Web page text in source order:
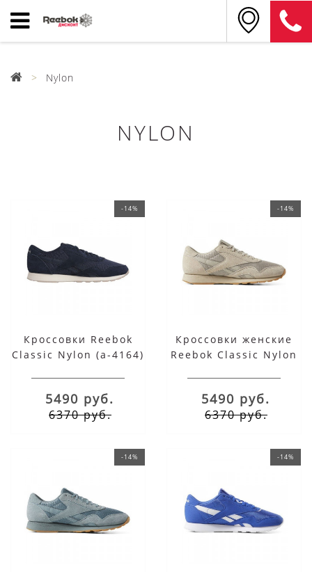
Nylon
NYLON
-14%
Кроссовки Reebok
Classic Nylon (a-4164)
5490 руб.
6370 руб.
-14%
Кроссовки женские
Reebok Classic Nylon
5490 руб.
6370 руб.
-14% -14%